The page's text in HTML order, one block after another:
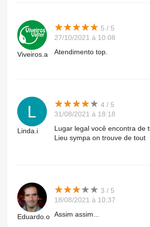
Viveiros.a
★★★★★
★★★★★ 5 / 5
27/10/2021 à 10:08
Atendimento top.
Linda.i
★★★★★
★★★★★ 4 / 5
31/08/2021 à 18:18
Lugar legal você encontra de
Lieu sympa on trouve de tout
Eduardo.o
★★★★★
★★★★★ 3 / 5
18/08/2021 à 10:37
Assim assim...